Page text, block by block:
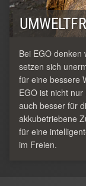
Bei EGO denken
setzen sich
für eine bessere
EGO ist nicht
auch besser für
akkubetriebene
für eine
im Freien.